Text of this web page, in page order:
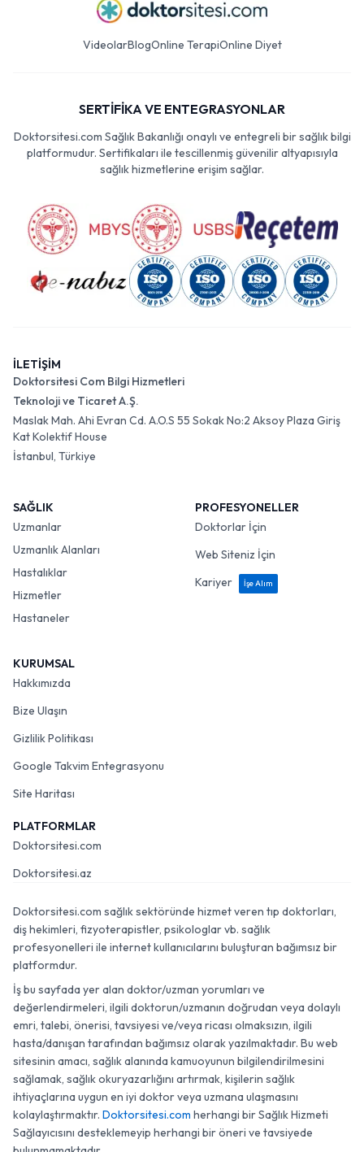
Videolar Blog Online Terapi Online Diyet
SERTİFİKA VE ENTEGRASYONLAR
Doktorsitesi.com Sağlık Bakanlığı onaylı ve entegreli bir sağlık bilgi
platformudur. Sertifikaları ile tescillenmiş güvenilir altyapısıyla
sağlık hizmetlerine erişim sağlar.
İLETİŞİM
Doktorsitesi Com Bilgi Hizmetleri
Teknoloji ve Ticaret A.Ş.
Maslak Mah. Ahi Evran Cd. A.O.S 55 Sokak No:2 Aksoy Plaza Giriş
Kat Kolektif House
İstanbul, Türkiye
SAĞLIK
Uzmanlar
Uzmanlık Alanları
Hastalıklar
Hizmetler
Hastaneler
PROFESYONELLER
Doktorlar İçin
Web Siteniz İçin
Kariyer
İşe Alım
KURUMSAL
Hakkımızda
Bize Ulaşın
Gizlilik Politikası
Google Takvim Entegrasyonu
Site Haritası
PLATFORMLAR
Doktorsitesi.com
Doktorsitesi.az
Doktorsitesi.com sağlık sektöründe hizmet veren tıp doktorları,
diş hekimleri, fizyoterapistler, psikologlar vb. sağlık
profesyonelleri ile internet kullanıcılarını buluşturan bağımsız bir
platformdur.
İş bu sayfada yer alan doktor/uzman yorumları ve
değerlendirmeleri, ilgili doktorun/uzmanın doğrudan veya dolaylı
emri, talebi, önerisi, tavsiyesi ve/veya ricası olmaksızın, ilgili
hasta/danışan tarafından bağımsız olarak yazılmaktadır. Bu web
sitesinin amacı, sağlık alanında kamuoyunun bilgilendirilmesini
sağlamak, sağlık okuryazarlığını artırmak, kişilerin sağlık
ihtiyaçlarına uygun en iyi doktor veya uzmana ulaşmasını
kolaylaştırmaktır. Doktorsitesi.com herhangi bir Sağlık Hizmeti
Sağlayıcısını desteklemeyip herhangi bir öneri ve tavsiyede